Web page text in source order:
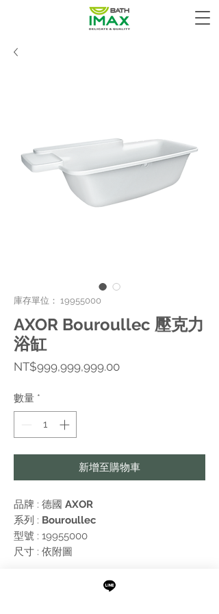
庫存單位： 19955000
AXOR Bouroullec 壓克力
浴缸
NT$999,999,999.00價
數量 *
新增至購物車
品牌 : 德國 AXOR
系列 : Bouroullec
型號 : 19955000
尺寸 : 依附圖